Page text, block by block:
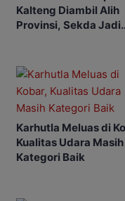
Kalteng Diambil Alih
Provinsi, Sekda Jadi
Karhutla Meluas di
Kualitas Udara Masih
Kategori Baik